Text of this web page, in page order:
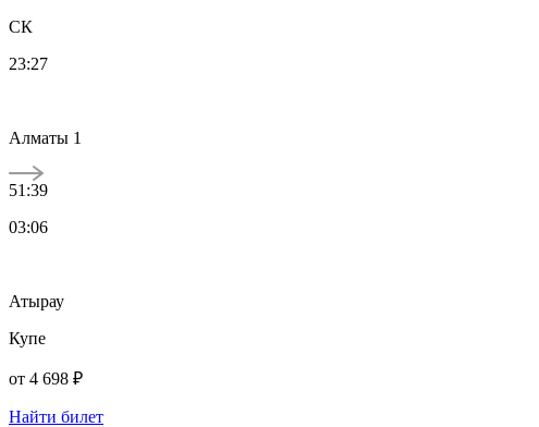
СК
23:27
Алматы 1
51:39
03:06
Атырау
Купе
от 4 698 ₽
Найти билет